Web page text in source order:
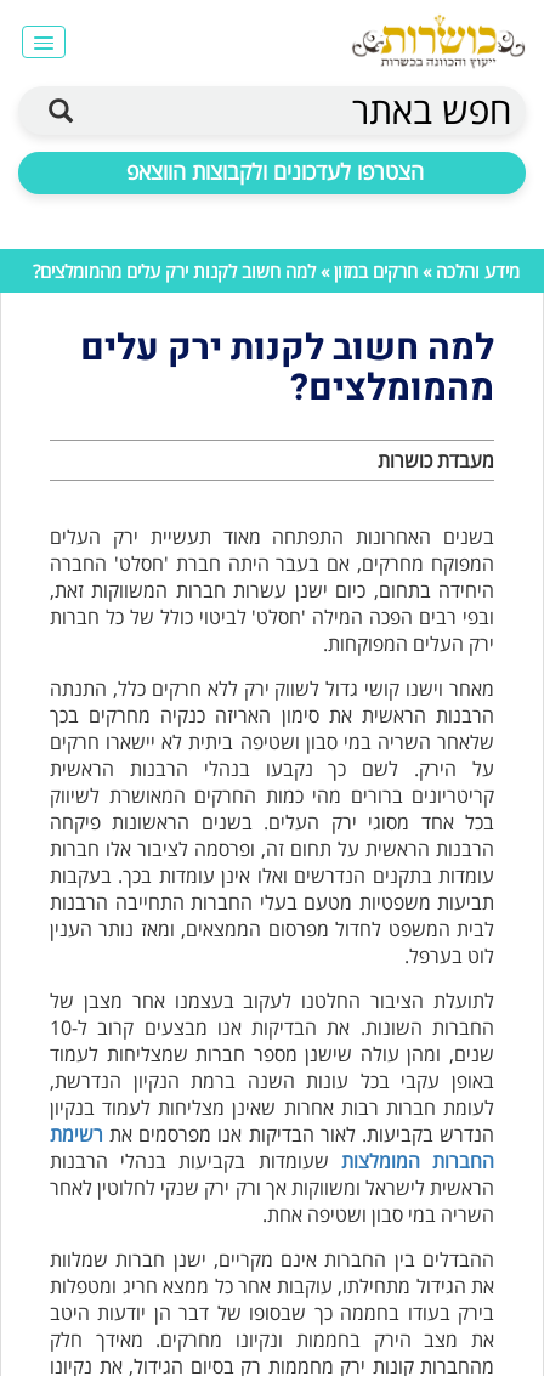
חפש באתר
הצטרפו לעדכונים ולקבוצות הווצאפ
מידע והלכה » חרקים במזון» למה חשוב לקנות ירק עלים מהמומלצים?
למה חשוב לקנות ירק עלים
מהמומלצים?
מעבדת כושרות
בשנים האחרונות התפתחה מאוד תעשיית ירק העלים
המפוקח מחרקים, אם בעבר היתה חברת 'חסלט' החברה
היחידה בתחום, כיום ישנן עשרות חברות המשווקות זאת,
ובפי רבים הפכה המילה 'חסלט' לביטוי כולל של כל חברות
ירק העלים המפוקחות.
מאחר וישנו קושי גדול לשווק ירק ללא חרקים כלל, התנתה
הרבנות הראשית את סימון האריזה כנקיה מחרקים בכך
שלאחר השריה במי סבון ושטיפה ביתית לא יישארו חרקים
על הירק. לשם כך נקבעו בנהלי הרבנות הראשית
קריטריונים ברורים מהי כמות החרקים המאושרת לשיווק
בכל אחד מסוגי ירק העלים. בשנים הראשונות פיקחה
הרבנות הראשית על תחום זה, ופרסמה לציבור אלו חברות
עומדות בתקנים הנדרשים ואלו אינן עומדות בכך. בעקבות
תביעות משפטיות מטעם בעלי החברות התחייבה הרבנות
לבית המשפט לחדול מפרסום הממצאים, ומאז נותר הענין
לוט בערפל.
לתועלת הציבור החלטנו לעקוב בעצמנו אחר מצבן של
החברות השונות. את הבדיקות אנו מבצעים קרוב ל-10
שנים, ומהן עולה שישנן מספר חברות שמצליחות לעמוד
באופן עקבי בכל עונות השנה ברמת הנקיון הנדרשת,
לעומת חברות רבות אחרות שאינן מצליחות לעמוד בנקיון
הנדרש בקביעות. לאור הבדיקות אנו מפרסמים את רשימת
החברות המומלצות שעומדות בקביעות בנהלי הרבנות
הראשית לישראל ומשווקות אך ורק ירק שנקי לחלוטין לאחר
השריה במי סבון ושטיפה אחת.
ההבדלים בין החברות אינם מקריים, ישנן חברות שמלוות
את הגידול מתחילתו, עוקבות אחר כל ממצא חריג ומטפלות
בירק בעודו בחממה כך שבסופו של דבר הן יודעות היטב
את מצב הירק בחממות ונקיונו מחרקים. מאידך חלק
מהחברות קונות ירק מחממות רק בסיום הגידול, את נקיונו